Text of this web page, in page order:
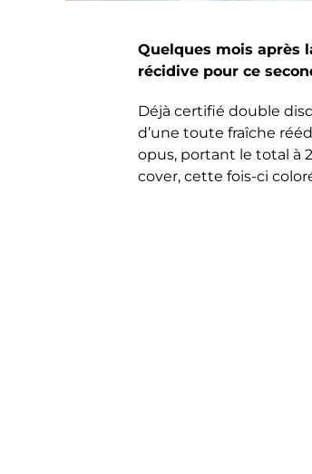
Quelques mois après
récidive pour ce
Déjà certifié double
d’une toute fraîche
opus, portant le total à
cover, cette fois-ci